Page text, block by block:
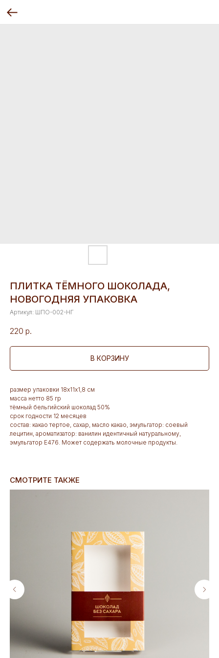
ПЛИТКА ТЁМНОГО ШОКОЛАДА,
НОВОГОДНЯЯ УПАКОВКА
Артикул: ШПО-002-НГ
220 р.
В КОРЗИНУ
размер упаковки 18х11х1,8 см
масса нетто 85 гр
тёмный бельгийский шоколад 50%
срок годности 12 месяцев
состав: какао тертое, сахар, масло какао, эмульгатор: соевый
лецитин, ароматизатор: ванилин идентичный натуральному,
эмульгатор Е476. Может содержать молочные продукты.
СМОТРИТЕ ТАКЖЕ